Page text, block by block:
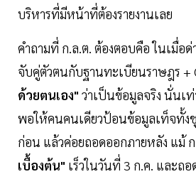
บริหารที่มีหน้าที่ต้องรายงานเลย
คำถามที่ ก.ล.ต. ต้องตอบคือ ในเมื่อ
จับคู่ตัวตนกับฐานทะเบียนราษฎร +
ด้วยตนเอง" ว่าเป็นข้อมูลจริง นั่นเ
พอให้คนคนเดียวป้อนข้อมูลเท็จทั้ง
ก่อน แล้วค่อยถอดออกภายหลัง แม้
เบื้องต้น" เร็วในวันที่ 3 ก.ค. และถ